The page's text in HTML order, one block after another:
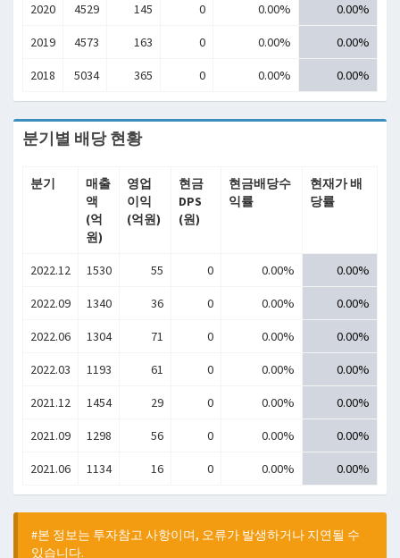
2020 4529 145 0 0.00% 0.00%
2019 4573 163 0 0.00% 0.00%
2018 5034 365 0 0.00% 0.00%
분기별 배당 현황
분기
매출
액
(억
원)
영업
이익
(억원)
현금
DPS
(원)
현금배당수
익률
현재가 배
당률
2022.12 1530 55 0 0.00% 0.00%
2022.09 1340 36 0 0.00% 0.00%
2022.06 1304 71 0 0.00% 0.00%
2022.03 1193 61 0 0.00% 0.00%
2021.12 1454 29 0 0.00% 0.00%
2021.09 1298 56 0 0.00% 0.00%
2021.06 1134 16 0 0.00% 0.00%
#본 정보는 투자참고 사항이며, 오류가 발생하거나 지연될 수
있습니다.